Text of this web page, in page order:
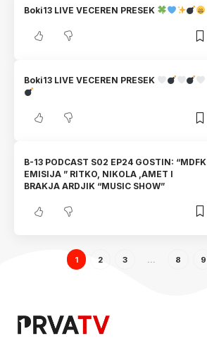
Boki13 LIVE VECEREN PRESEK
Boki13 LIVE VECEREN PRESEK
B-13 PODCAST S02 EP24 GOSTIN: “MDFK
EMISIJA ” RITKO, NIKOLA ,AMET I
BRAKJA ARDJIK “MUSIC SHOW”
1 2 3 8 9